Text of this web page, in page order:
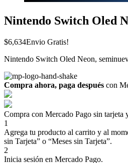
Nintendo Switch Oled
$6,634Envio Gratis!
Nintendo Switch Oled Neon,
Compra ahora, paga después con
Compra con Mercado Pago sin tarjeta
1
Agrega tu producto al carrito y al
sin Tarjeta” o “Meses sin Tarjeta”.
2
Inicia sesión en Mercado Pago.